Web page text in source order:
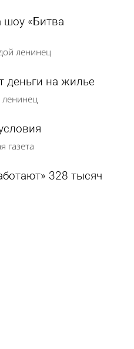
шоу «Битва
ленинец
деньги на жилье
газета
328 тысяч